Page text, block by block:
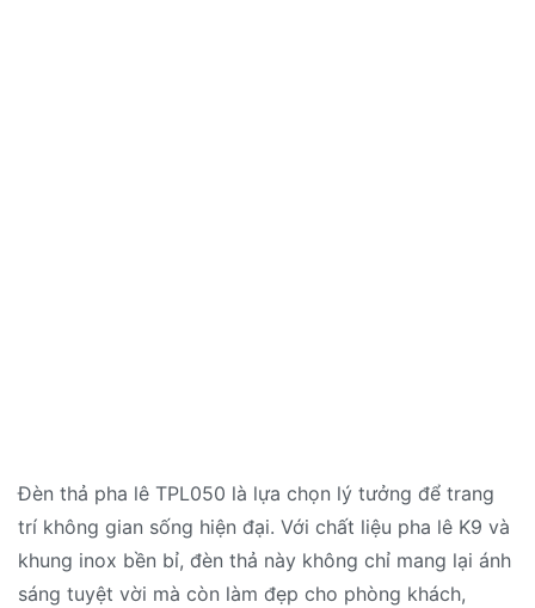
Đèn thả pha lê TPL050 là lựa chọn lý tưởng để trang
trí không gian sống hiện đại. Với chất liệu pha lê K9 và
khung inox bền bỉ, đèn thả này không chỉ mang lại ánh
sáng tuyệt vời mà còn làm đẹp cho phòng khách,